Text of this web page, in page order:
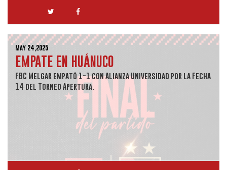
May 24,2025
EMPATE EN HUÁNUCO
FBC Melgar empató 1-1 con Alianza Universidad por la Fecha
14 del Torneo Apertura.